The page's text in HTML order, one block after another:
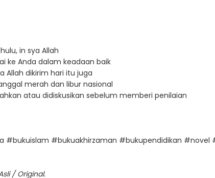
in sya Allah
ke Anda dalam keadaan baik
Allah dikirim hari itu juga
merah dan libur nasional
atau didiskusikan sebelum memberi penilaian
#bukuakhirzaman #bukupendidikan #novel
/ Original.